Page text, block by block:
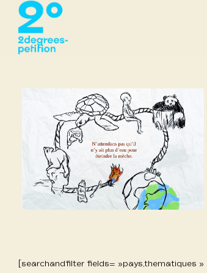
[searchandfilter fields= »pays,thematiques »